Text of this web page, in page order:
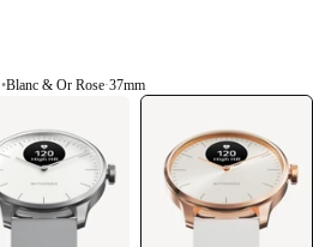
•Blanc & Or Rose·37mm